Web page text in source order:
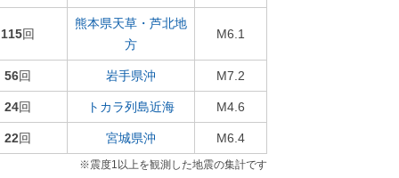
115回
熊本県天草・芦北地
方
M6.1
56回 岩手県沖 M7.2
24回 トカラ列島近海 M4.6
22回 宮城県沖 M6.4
※震度1以上を観測した地震の集計です